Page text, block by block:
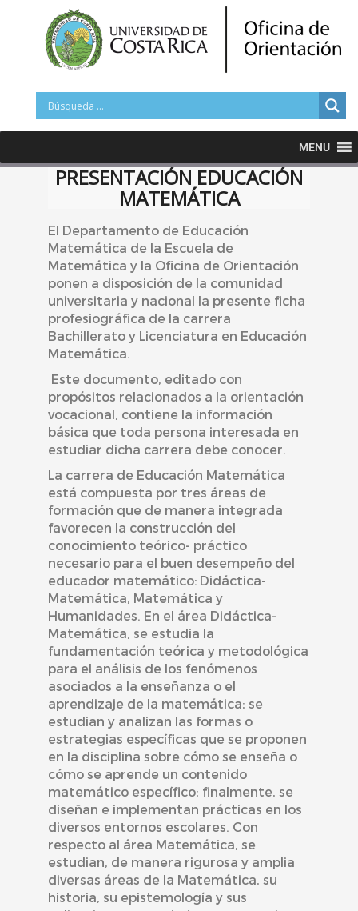
MENU
PRESENTACIÓN EDUCACIÓN
MATEMÁTICA
El Departamento de Educación
Matemática de la Escuela de
Matemática y la Oficina de Orientación
ponen a disposición de la comunidad
universitaria y nacional la presente ficha
profesiográfica de la carrera
Bachillerato y Licenciatura en Educación
Matemática.
Este documento, editado con
propósitos relacionados a la orientación
vocacional, contiene la información
básica que toda persona interesada en
estudiar dicha carrera debe conocer.
La carrera de Educación Matemática
está compuesta por tres áreas de
formación que de manera integrada
favorecen la construcción del
conocimiento teórico- práctico
necesario para el buen desempeño del
educador matemático: Didáctica-
Matemática, Matemática y
Humanidades. En el área Didáctica-
Matemática, se estudia la
fundamentación teórica y metodológica
para el análisis de los fenómenos
asociados a la enseñanza o el
aprendizaje de la matemática; se
estudian y analizan las formas o
estrategias específicas que se proponen
en la disciplina sobre cómo se enseña o
cómo se aprende un contenido
matemático específico; finalmente, se
diseñan e implementan prácticas en los
diversos entornos escolares. Con
respecto al área Matemática, se
estudian, de manera rigurosa y amplia
diversas áreas de la Matemática, su
historia, su epistemología y sus